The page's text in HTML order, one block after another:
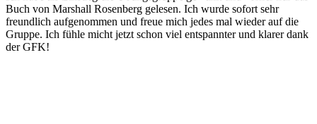
Buch von Marshall Rosenberg gelesen. Ich wurde sofort sehr
freundlich aufgenommen und freue mich jedes mal wieder auf die
Gruppe. Ich fühle micht jetzt schon viel entspannter und klarer dank
der GFK!